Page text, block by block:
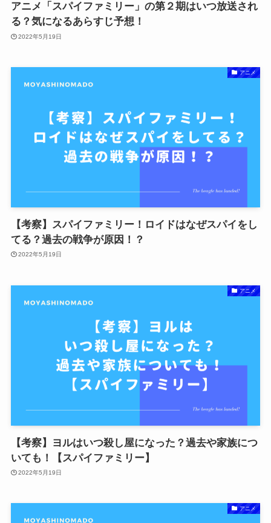
アニメ「スパイファミリー」の第２期はいつ放送され
る？気になるあらすじ予想！
2022年5月19日
アニメ
【考察】スパイファミリー！ロイドはなぜスパイをし
てる？過去の戦争が原因！？
2022年5月19日
アニメ
【考察】ヨルはいつ殺し屋になった？過去や家族につ
いても！【スパイファミリー】
2022年5月19日
アニメ